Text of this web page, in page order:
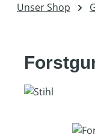
Unser Shop
Bildergalerie